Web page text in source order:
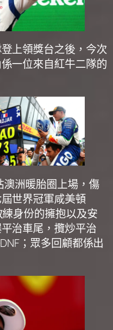
上領獎台之後，今次
一位來自紅牛二隊的
洲暖胎圈上場，傷
世界冠軍咸美頓
練身份的擁抱以及安
治車尾，攬炒平治
；眾多回顧都係出